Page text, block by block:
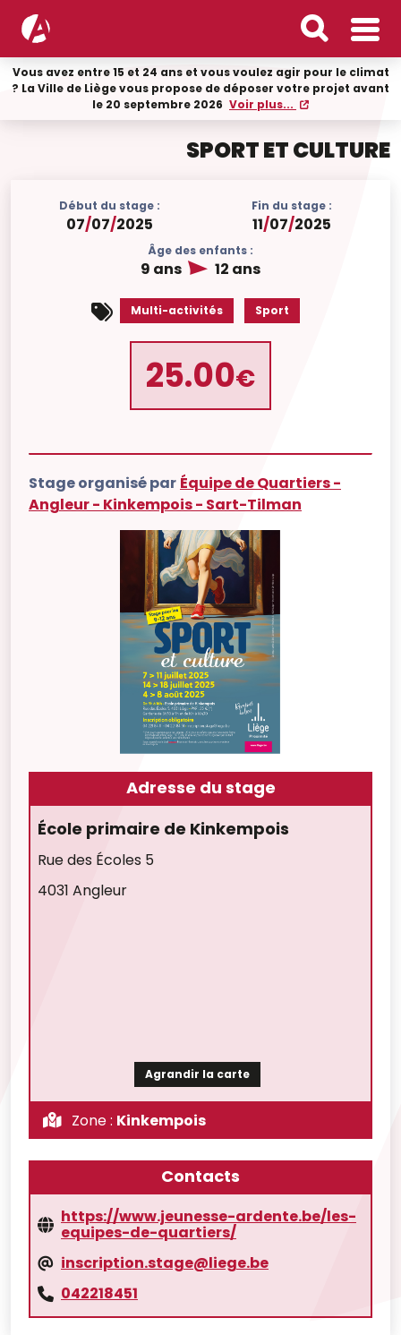
Vous avez entre 15 et 24 ans et vous voulez agir pour le climat
? La Ville de Liège vous propose de déposer votre projet avant
le 20 septembre 2026 Voir plus...
SPORT ET CULTURE
Début du stage :
07/07/2025
Fin du stage :
11/07/2025
Âge des enfants :
9 ans 12 ans
Multi-activités Sport
25.00€
Stage organisé par Équipe de Quartiers -
Angleur - Kinkempois - Sart-Tilman
Adresse du stage
École primaire de Kinkempois
Rue des Écoles 5
4031 Angleur
Agrandir la carte
Zone : Kinkempois
Contacts
https://www.jeunesse-ardente.be/les-
equipes-de-quartiers/
inscription.stage@liege.be
042218451